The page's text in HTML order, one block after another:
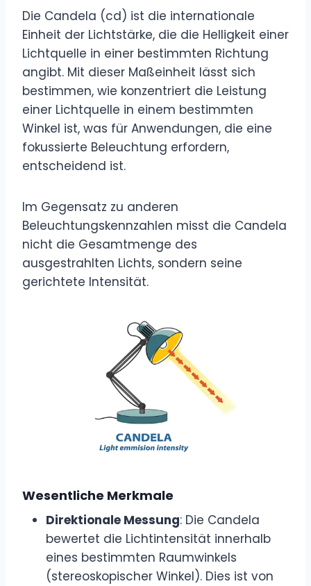
Die Candela (cd) ist die internationale
Einheit der Lichtstärke, die die Helligkeit einer
Lichtquelle in einer bestimmten Richtung
angibt. Mit dieser Maßeinheit lässt sich
bestimmen, wie konzentriert die Leistung
einer Lichtquelle in einem bestimmten
Winkel ist, was für Anwendungen, die eine
fokussierte Beleuchtung erfordern,
entscheidend ist.
Im Gegensatz zu anderen
Beleuchtungskennzahlen misst die Candela
nicht die Gesamtmenge des
ausgestrahlten Lichts, sondern seine
gerichtete Intensität.
Wesentliche Merkmale
Direktionale Messung: Die Candela
bewertet die Lichtintensität innerhalb
eines bestimmten Raumwinkels
(stereoskopischer Winkel). Dies ist von